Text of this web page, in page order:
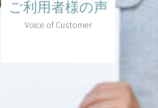
ご利用者様の声
Voice of Customer